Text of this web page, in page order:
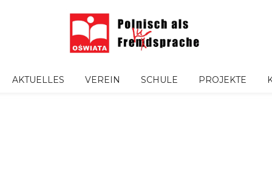
AKTUELLES VEREIN SCHULE PROJEKTE